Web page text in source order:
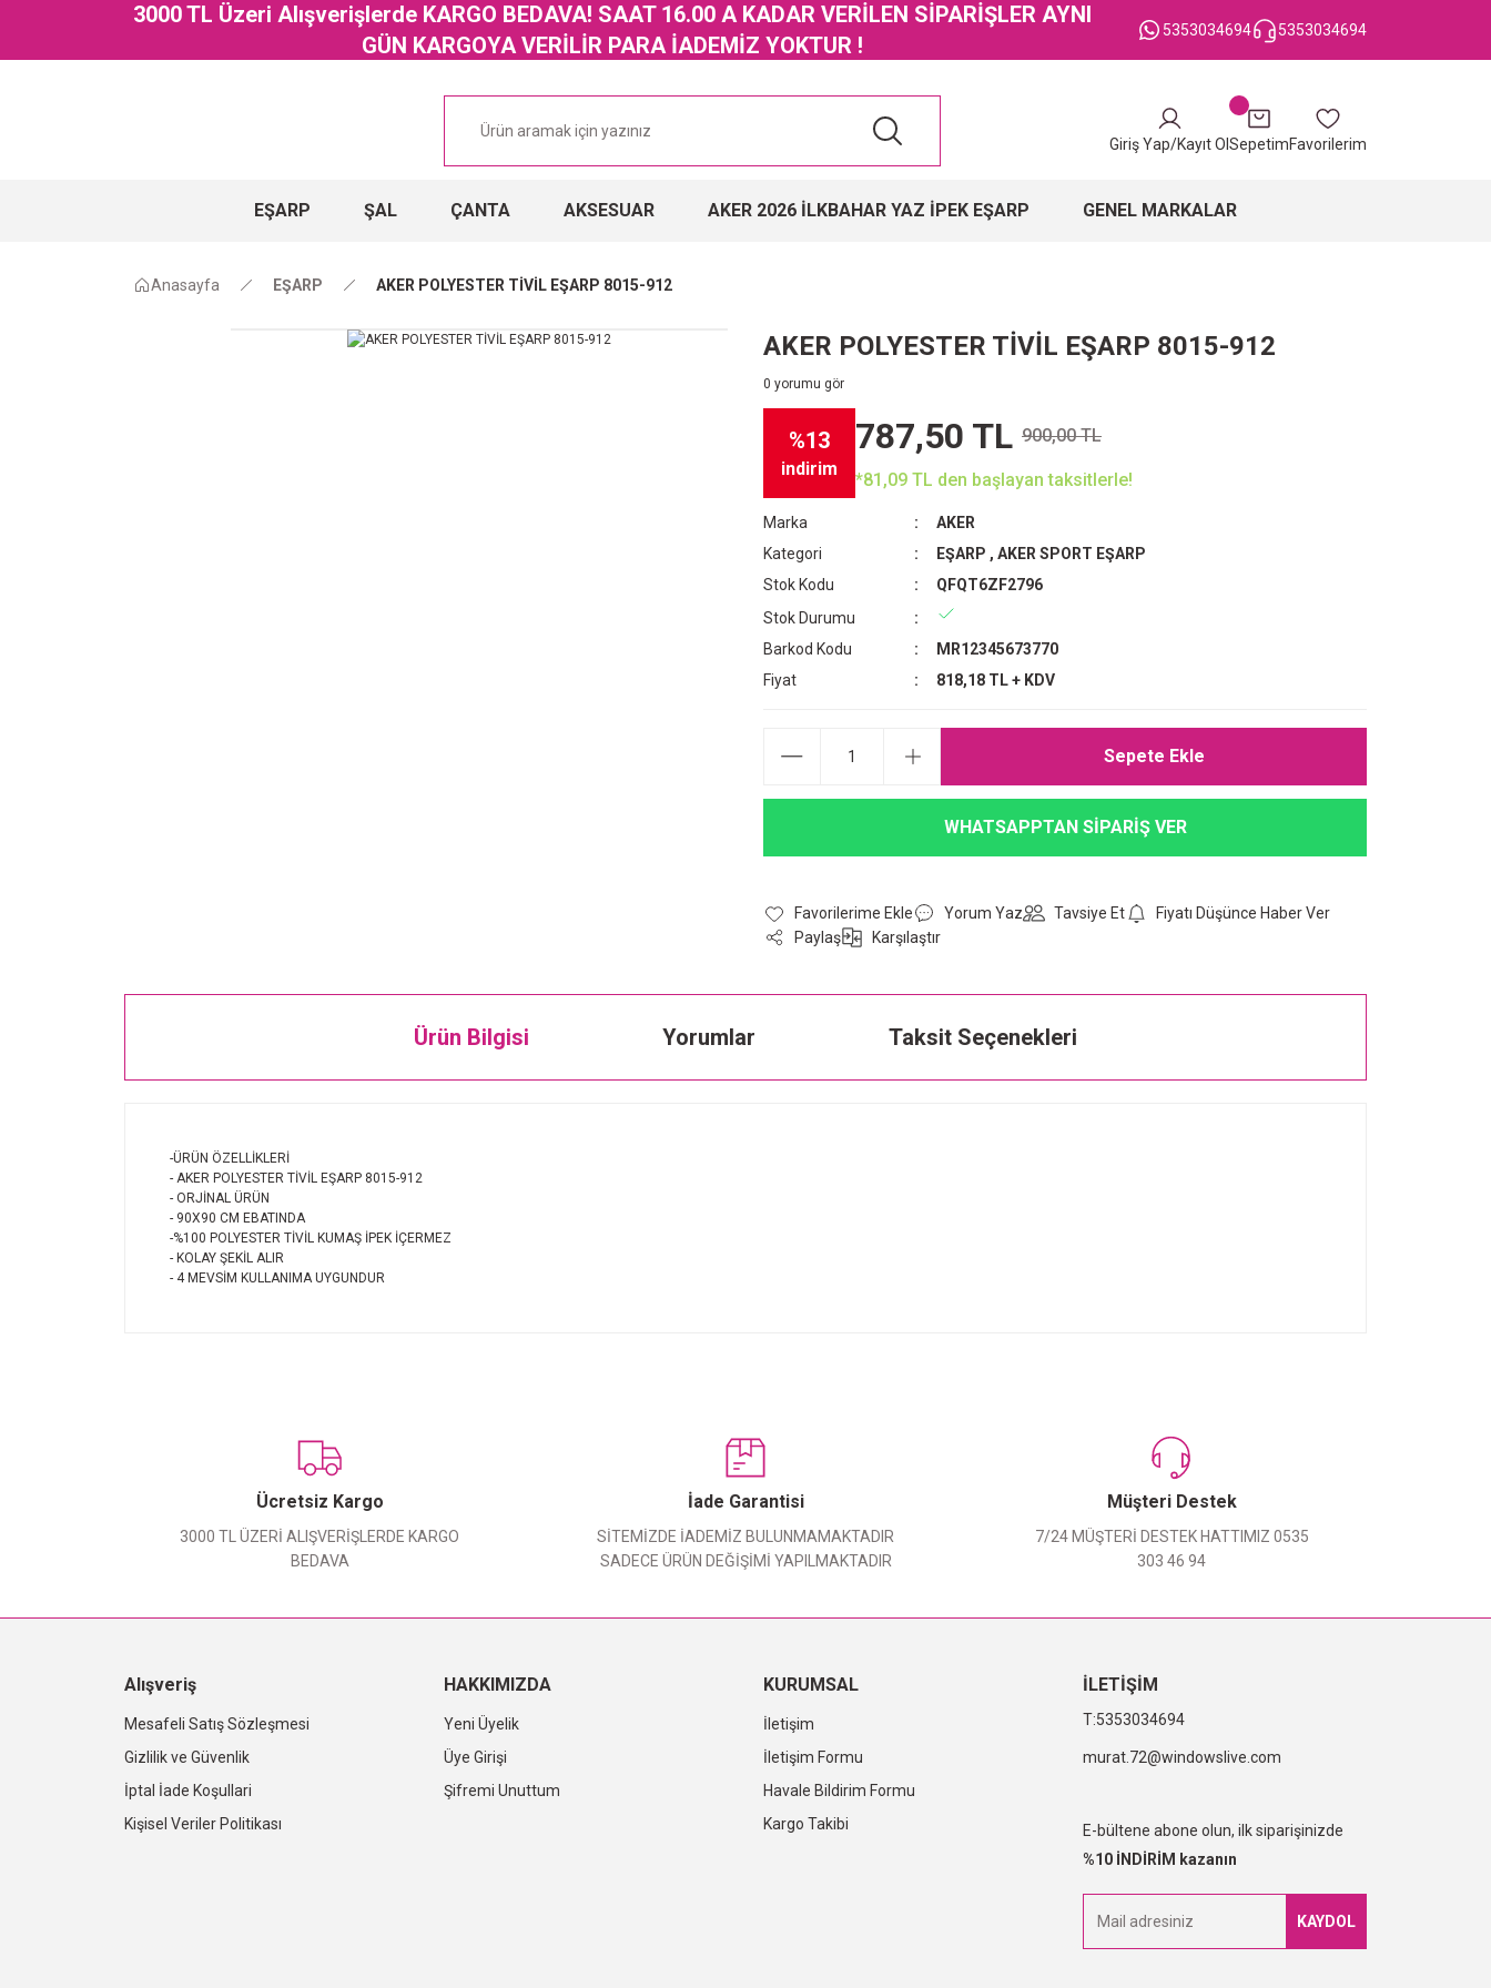
3000 TL Üzeri Alışverişlerde KARGO BEDAVA! SAAT 16.00 A KADAR VERİLEN SİPARİŞLER AYNI
GÜN KARGOYA VERİLİR PARA İADEMİZ YOKTUR !
5353034694 5353034694
Giriş Yap/Kayıt Ol SepetimFavorilerim
EŞARP ŞAL ÇANTA AKSESUAR AKER 2026 İLKBAHAR YAZ İPEK EŞARP GENEL MARKALAR
Anasayfa EŞARP AKER POLYESTER TİVİL EŞARP 8015-912
AKER POLYESTER TİVİL EŞARP 8015-912
0 yorumu gör
%13
indirim
787,50 TL 900,00 TL
*81,09 TL den başlayan taksitlerle!
Marka
AKER
Kategori
EŞARP , AKER SPORT EŞARP
Stok Kodu
QFQT6ZF2796
Stok Durumu
Barkod Kodu
MR12345673770
Fiyat
818,18 TL + KDV
Sepete Ekle
WHATSAPPTAN SİPARİŞ VER
Yorum Yaz Tavsiye Et
Fiyatı Düşünce Haber Ver
Paylaş
Karşılaştır
Ürün Bilgisi Yorumlar Taksit Seçenekleri
-ÜRÜN ÖZELLİKLERİ
- AKER POLYESTER TİVİL EŞARP 8015-912
- ORJİNAL ÜRÜN
- 90X90 CM EBATINDA
-%100 POLYESTER TİVİL KUMAŞ İPEK İÇERMEZ
- KOLAY ŞEKİL ALIR
- 4 MEVSİM KULLANIMA UYGUNDUR
Yorum Yaz
Ücretsiz Kargo
3000 TL ÜZERİ ALIŞVERİŞLERDE KARGO
BEDAVA
İade Garantisi
SİTEMİZDE İADEMİZ BULUNMAMAKTADIR
SADECE ÜRÜN DEĞİŞİMİ YAPILMAKTADIR
Müşteri Destek
7/24 MÜŞTERİ DESTEK HATTIMIZ 0535
303 46 94
Alışveriş
Mesafeli Satış Sözleşmesi
Gizlilik ve Güvenlik
İptal İade Koşullari
Kişisel Veriler Politikası
HAKKIMIZDA
Yeni Üyelik
Üye Girişi
Şifremi Unuttum
KURUMSAL
İletişim
İletişim Formu
Havale Bildirim Formu
Kargo Takibi
İLETİŞİM
5353034694
murat.72@windowslive.com
E-bültene abone olun, ilk siparişinizde
%10 İNDİRİM kazanın
KAYDOL